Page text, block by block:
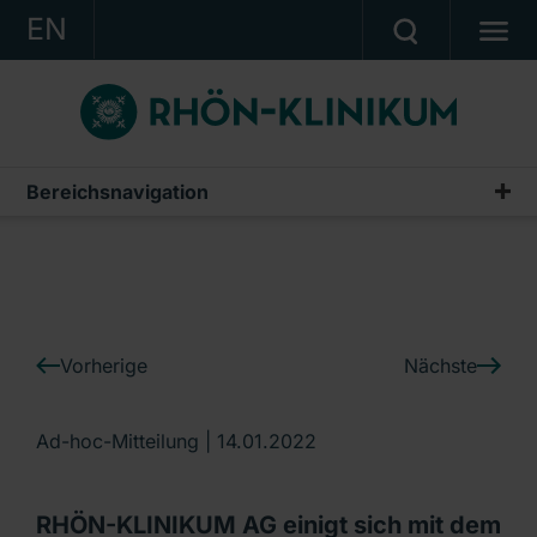
EN
KONZERN
KLINIKEN
KARRIERE
Ein Unternehmen der RHÖN-KLINIKUM AG
Bereichsnavigation
IR-News
Vorherige Nächste
Ad-hoc-Mitteilung | 14.01.2022
RHÖN-KLINIKUM AG einigt sich mit dem